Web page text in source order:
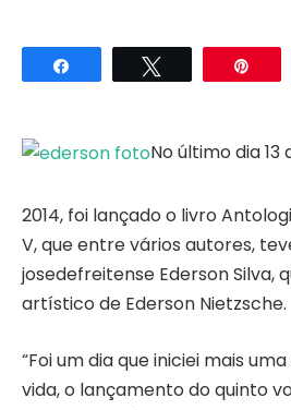
Compartilhar
No último dia
2014, foi lançado o livro
V, que entre vários autores,
josedefreitense Ederson Silva,
artístico de Ederson Nietzsche.
“Foi um dia que iniciei mais
vida, o lançamento do quinto